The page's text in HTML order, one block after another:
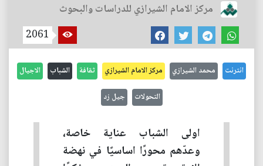
مركز الامام الشيرازي للدراسات والبحوث
2061
انترنت محمد الشيرازي مركز الامام الشيرازي ثقافة الشباب الاجيال
التحولات جيل زد
اولى الشباب عناية خاصة،
وعدّهم محورًا اساسيًا في نهضة